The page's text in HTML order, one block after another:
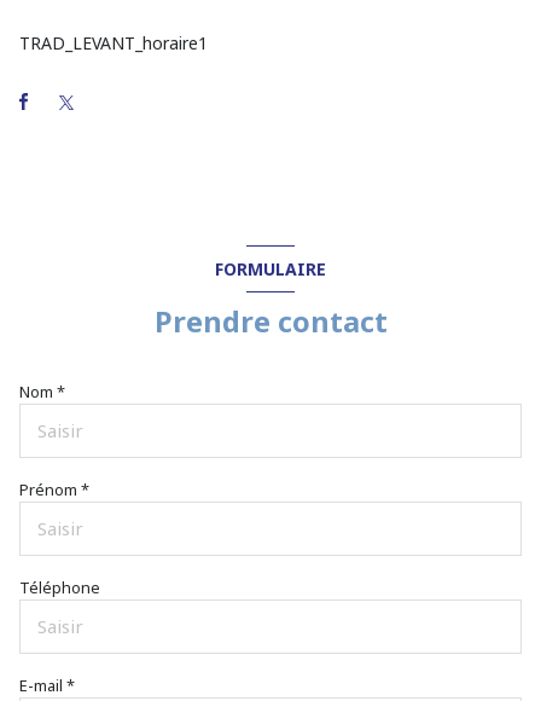
TRAD_LEVANT_horaire1
FORMULAIRE
Prendre contact
Nom *
Prénom *
Téléphone
E-mail *